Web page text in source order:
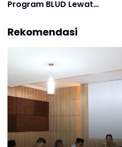
Program BLUD Lewat
Rekomendasi